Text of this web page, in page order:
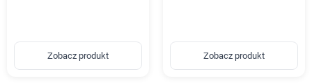
Zobacz produkt Zobacz produkt